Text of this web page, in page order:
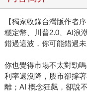
【獨家收錄台灣版作者
穩定幣、川普2.0、AI浪
錯過這波，你可能錯過
你也覺得市場不太對勁嗎
利率還沒降，股市卻撐
離；AI 概念狂飆，卻說